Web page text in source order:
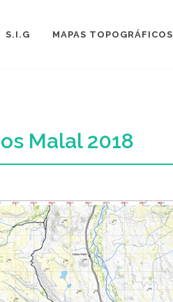
S.I.G MAPAS TOPOGRÁFICOS
Malal 2018